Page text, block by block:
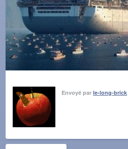
Envoyé parle-long-brick